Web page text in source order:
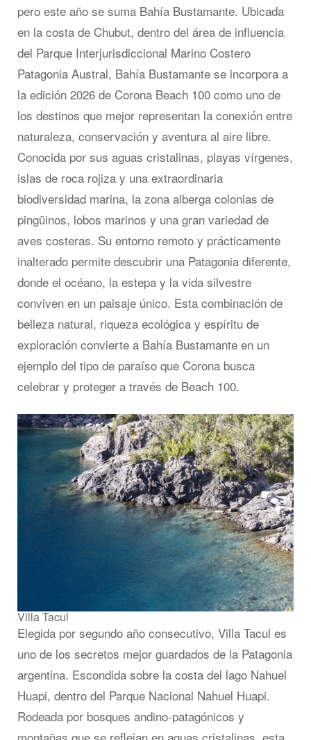
pero este año se suma Bahía Bustamante. Ubicada
en la costa de Chubut, dentro del área de influencia
del Parque Interjurisdiccional Marino Costero
Patagonia Austral, Bahía Bustamante se incorpora a
la edición 2026 de Corona Beach 100 como uno de
los destinos que mejor representan la conexión entre
naturaleza, conservación y aventura al aire libre.
Conocida por sus aguas cristalinas, playas vírgenes,
islas de roca rojiza y una extraordinaria
biodiversidad marina, la zona alberga colonias de
pingüinos, lobos marinos y una gran variedad de
aves costeras. Su entorno remoto y prácticamente
inalterado permite descubrir una Patagonia diferente,
donde el océano, la estepa y la vida silvestre
conviven en un paisaje único. Esta combinación de
belleza natural, riqueza ecológica y espíritu de
exploración convierte a Bahía Bustamante en un
ejemplo del tipo de paraíso que Corona busca
celebrar y proteger a través de Beach 100.
Villa Tacul
Elegida por segundo año consecutivo, Villa Tacul es
uno de los secretos mejor guardados de la Patagonia
argentina. Escondida sobre la costa del lago Nahuel
Huapi, dentro del Parque Nacional Nahuel Huapi.
Rodeada por bosques andino-patagónicos y